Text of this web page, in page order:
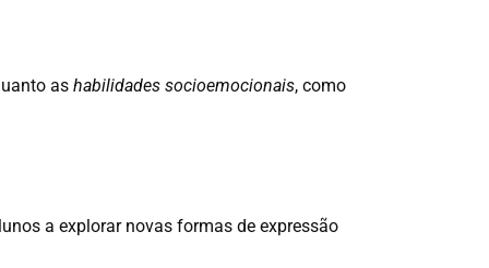
as habilidades socioemocionais, como
a explorar novas formas de expressão